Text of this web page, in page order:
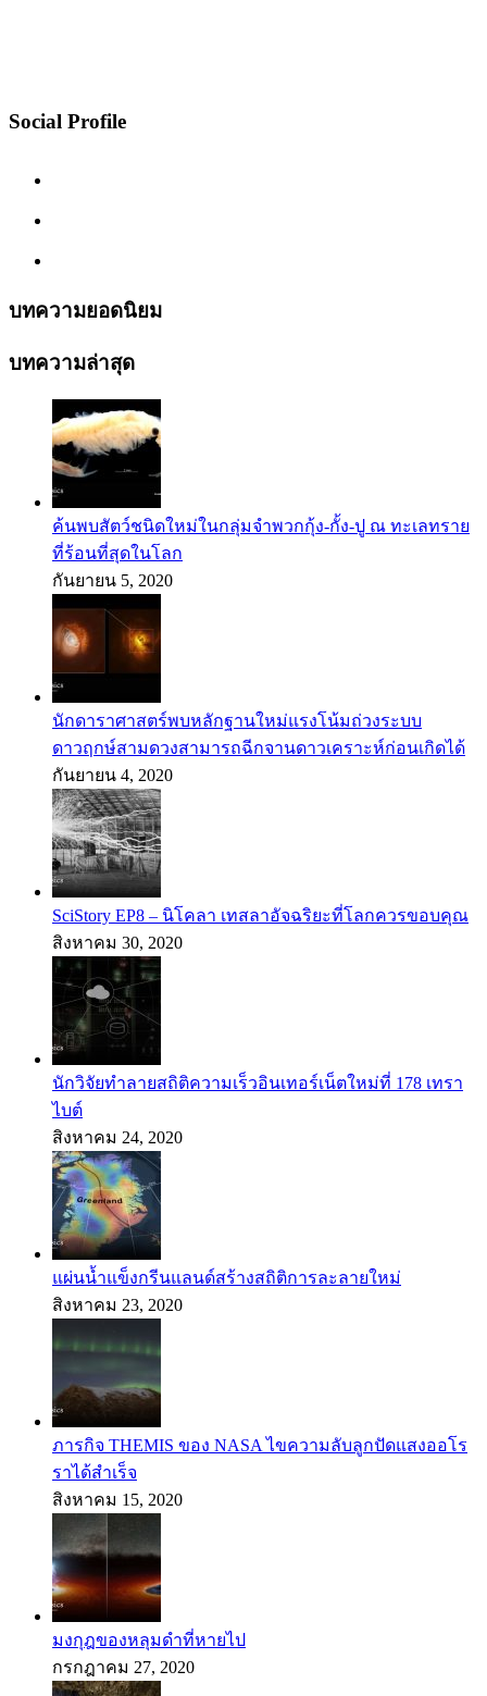
Social Profile
บทความยอดนิยม
บทความล่าสุด
ค้นพบสัตว์ชนิดใหม่ในกลุ่มจำพวกกุ้ง-กั้ง-ปู ณ ทะเลทราย
ที่ร้อนที่สุดในโลก
กันยายน 5, 2020
นักดาราศาสตร์พบหลักฐานใหม่แรงโน้มถ่วงระบบ
ดาวฤกษ์สามดวงสามารถฉีกจานดาวเคราะห์ก่อนเกิดได้
กันยายน 4, 2020
SciStory EP8 – นิโคลา เทสลาอัจฉริยะที่โลกควรขอบคุณ
สิงหาคม 30, 2020
นักวิจัยทำลายสถิติความเร็วอินเทอร์เน็ตใหม่ที่ 178 เทรา
ไบต์
สิงหาคม 24, 2020
แผ่นน้ำแข็งกรีนแลนด์สร้างสถิติการละลายใหม่
สิงหาคม 23, 2020
ภารกิจ THEMIS ของ NASA ไขความลับลูกปัดแสงออโร
ราได้สำเร็จ
สิงหาคม 15, 2020
มงกุฎของหลุมดำที่หายไป
กรกฎาคม 27, 2020